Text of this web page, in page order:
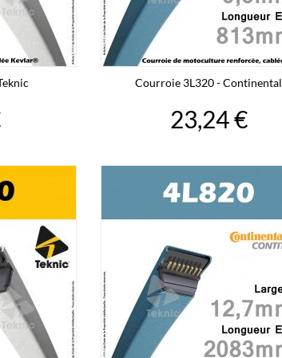
Courroie 3L320 - Continental
23,24 €